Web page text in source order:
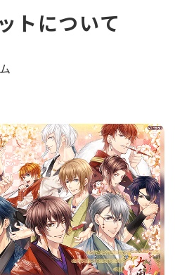
トについて